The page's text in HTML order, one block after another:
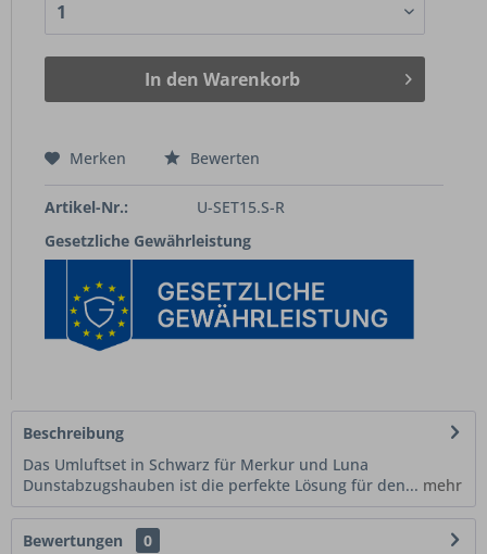
In den Warenkorb
Merken Bewerten
Artikel-Nr.:
U-SET15.S-R
Gesetzliche Gewährleistung
Beschreibung
Das Umluftset in Schwarz für Merkur und Luna
Dunstabzugshauben ist die perfekte Lösung für den... mehr
Bewertungen
0